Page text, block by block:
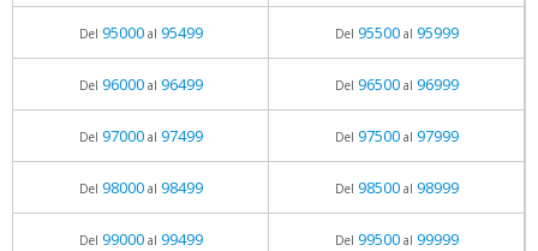
Del 95000al 95499 Del 95500al 95999
Del 96000al 96499 Del 96500al 96999
Del 97000al 97499 Del 97500al 97999
Del 98000al 98499 Del 98500al 98999
Del 99000al 99499 Del 99500al 99999